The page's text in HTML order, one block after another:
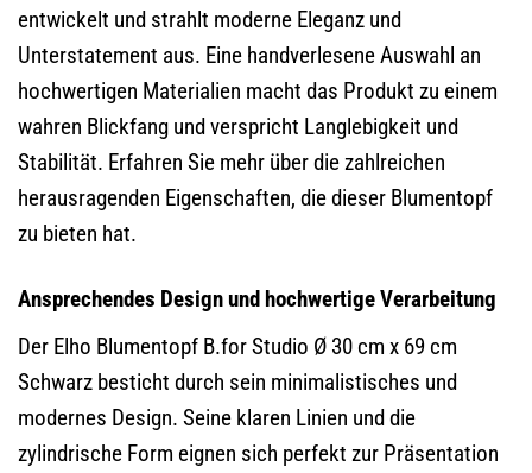
entwickelt und strahlt moderne Eleganz und
Unterstatement aus. Eine handverlesene Auswahl an
hochwertigen Materialien macht das Produkt zu einem
wahren Blickfang und verspricht Langlebigkeit und
Stabilität. Erfahren Sie mehr über die zahlreichen
herausragenden Eigenschaften, die dieser Blumentopf
zu bieten hat.
Ansprechendes Design und hochwertige Verarbeitung
Der Elho Blumentopf B.for Studio Ø 30 cm x 69 cm
Schwarz besticht durch sein minimalistisches und
modernes Design. Seine klaren Linien und die
zylindrische Form eignen sich perfekt zur Präsentation